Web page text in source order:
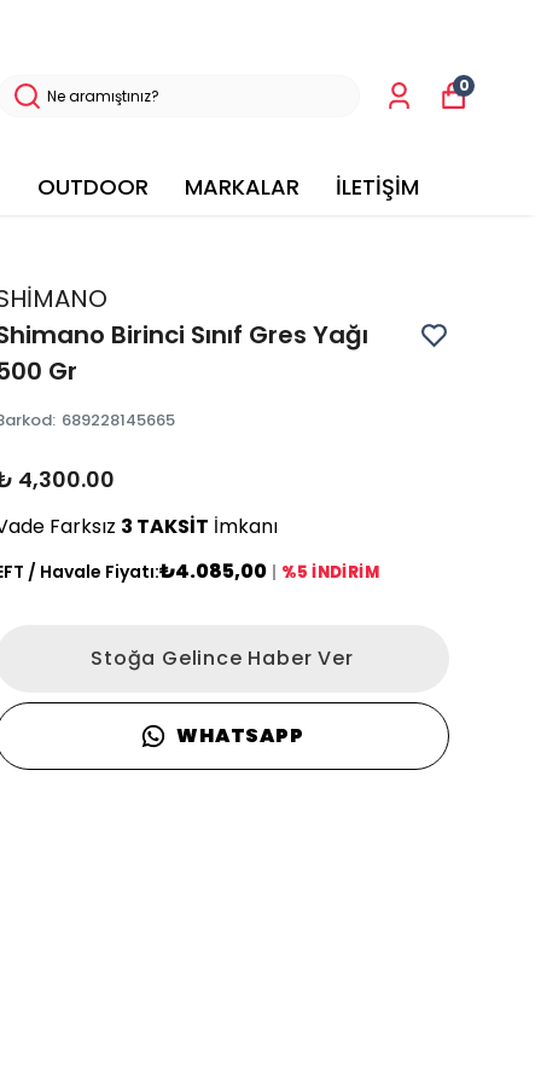
OUTDOOR MARKALAR İLETİŞİM
0
Birinci Sınıf Gres Yağı
Gr
: 689228145665
4,300.00
Farksız 3 TAKSİT İmkanı
/ Havale Fiyatı:₺4.085,00 | %5 İNDİRİM
Stoğa Gelince Haber Ver
WHATSAPP